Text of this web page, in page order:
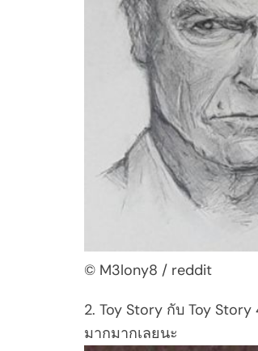
© M3lony8 / reddit
2. Toy Story กับ Toy
มากมากเลยนะ